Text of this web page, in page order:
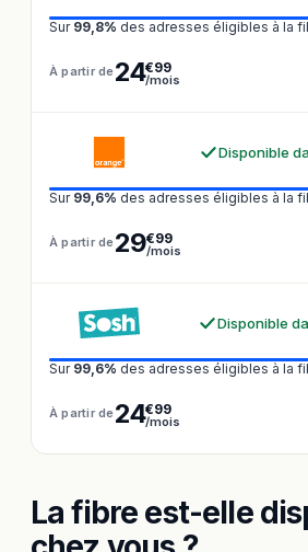
Sur 99,8% des adresses éligibles à la
À partir de 24€99
/mois
Disponible
Sur 99,6% des adresses éligibles à la
À partir de 29€99
/mois
Disponible
Sur 99,6% des adresses éligibles à la
À partir de 24€99
/mois
La fibre est-elle